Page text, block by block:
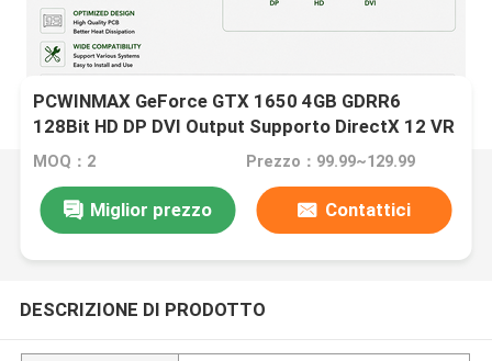
PCWINMAX GeForce GTX 1650 4GB GDRR6
128Bit HD DP DVI Output Supporto DirectX 12 VR
Ready OC Scheda grafica
MOQ：2 Prezzo：99.99~129.99
Miglior prezzo Contattici
DESCRIZIONE DI PRODOTTO